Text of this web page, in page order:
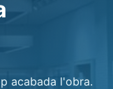
acabada l'obra.